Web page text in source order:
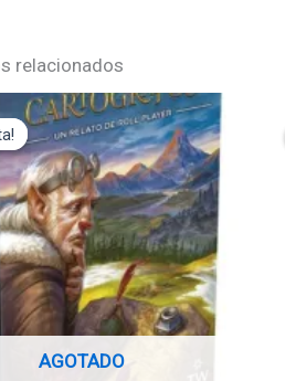
relacionados
AGOTADO
El
precio
actual
es:
17,95€.